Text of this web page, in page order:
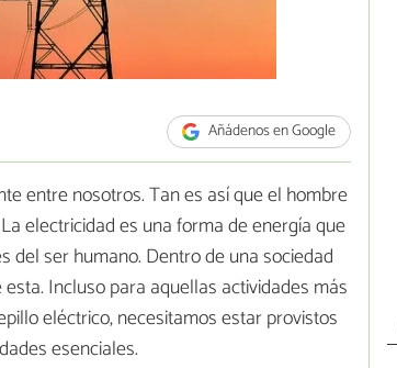
Añádenos en Google
entre nosotros. Tan es así que el hombre
electricidad es una forma de energía que
del ser humano. Dentro de una sociedad
Incluso para aquellas actividades más
eléctrico, necesitamos estar provistos
esenciales.